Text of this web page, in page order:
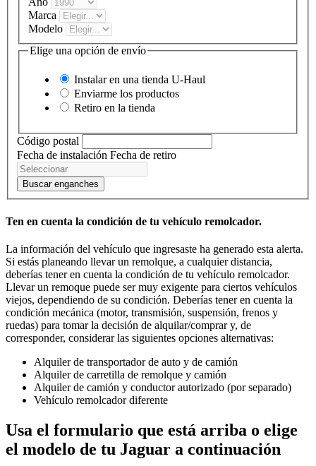
Marca
Modelo
Elige una opción de envío
Instalar en una tienda U-Haul
Enviarme los productos
Retiro en la tienda
Código postal
Fecha de instalación Fecha de retiro
Buscar enganches
Ten en cuenta la condición de tu vehículo remolcador.
La información del vehículo que ingresaste ha generado esta alerta.
Si estás planeando llevar un remolque, a cualquier distancia,
deberías tener en cuenta la condición de tu vehículo remolcador.
Llevar un remoque puede ser muy exigente para ciertos vehículos
viejos, dependiendo de su condición. Deberías tener en cuenta la
condición mecánica (motor, transmisión, suspensión, frenos y
ruedas) para tomar la decisión de alquilar/comprar y, de
corresponder, considerar las siguientes opciones alternativas:
Alquiler de transportador de auto y de camión
Alquiler de carretilla de remolque y camión
Alquiler de camión y conductor autorizado (por separado)
Vehículo remolcador diferente
Usa el formulario que está arriba o elige
el modelo de tu Jaguar a continuación